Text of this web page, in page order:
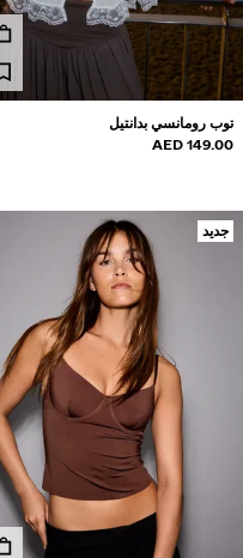
توب رومانسي بدانتيل
149.00 AED
جديد
بناطيل جينز
شورتات
سويت شيرتات
سويتر وكارديغان
أطقم متناسقة
ملابس سباحة
إكسسوارات
موصى بها